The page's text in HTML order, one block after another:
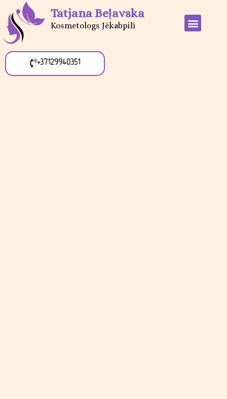
Tatjana Beļavska
Kosmetologs Jēkabpilī
+37129940351